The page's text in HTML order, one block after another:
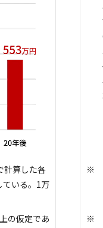
計算した各
ている。1万
の仮定であ